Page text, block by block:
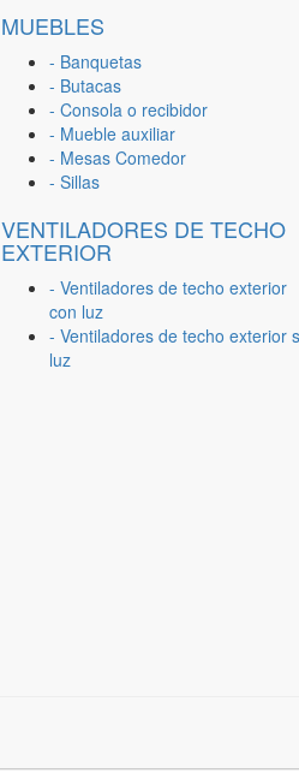
MUEBLES
- Banquetas
- Butacas
- Consola o recibidor
- Mueble auxiliar
- Mesas Comedor
- Sillas
VENTILADORES DE TECHO
EXTERIOR
- Ventiladores de techo exterior
con luz
- Ventiladores de techo exterior
luz